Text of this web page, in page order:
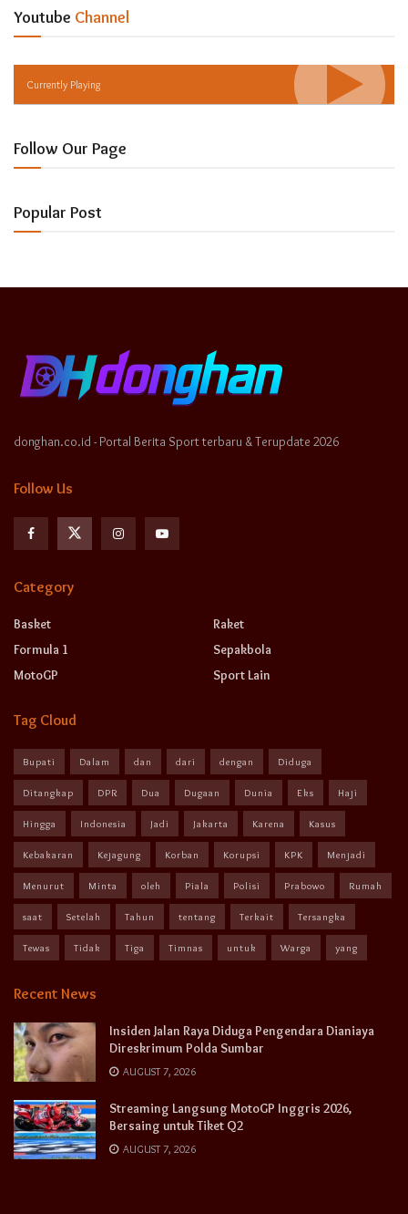
Youtube Channel
Currently Playing
Follow Our Page
Popular Post
donghan.co.id - Portal Berita Sport terbaru & Terupdate 2026
Follow Us
Category
Basket
Formula 1
MotoGP
Raket
Sepakbola
Sport Lain
Tag Cloud
Bupati Dalam dan dari dengan Diduga
Ditangkap DPR Dua Dugaan Dunia Eks Haji
Hingga Indonesia Jadi Jakarta Karena Kasus
Kebakaran Kejagung Korban Korupsi KPK Menjadi
Menurut Minta oleh Piala Polisi Prabowo Rumah
saat Setelah Tahun tentang Terkait Tersangka
Tewas Tidak Tiga Timnas untuk Warga yang
Recent News
Insiden Jalan Raya Diduga Pengendara Dianiaya
Direskrimum Polda Sumbar
AUGUST 7, 2026
Streaming Langsung MotoGP Inggris 2026,
Bersaing untuk Tiket Q2
AUGUST 7, 2026